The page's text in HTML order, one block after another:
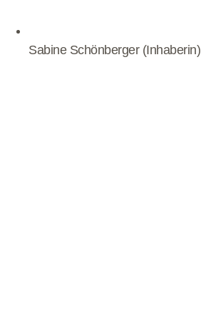
Sabine Schönberger (Inhaberin)